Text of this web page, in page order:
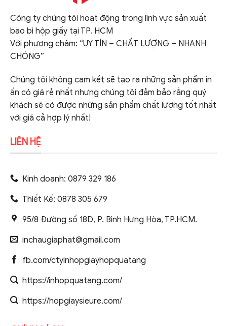
Công ty chúng tôi hoạt động trong lĩnh vực sản xuất
bao bì hộp giấy tại TP. HCM
Với phương châm: “UY TÍN – CHẤT LƯỢNG – NHANH
CHÓNG”
Chúng tôi không cam kết sẽ tạo ra những sản phẩm in
ấn có giá rẻ nhất nhưng chúng tôi đảm bảo rằng quý
khách sẽ có được những sản phẩm chất lượng tốt nhất
với giá cả hợp lý nhất!
LIÊN HỆ
Kinh doanh: 0879 329 186
Thiết Kế: 0878 305 679
95/8 Đường số 18D, P. Bình Hưng Hòa, TP.HCM.
inchaugiaphat@gmail.com
fb.com/ctyinhopgiayhopquatang
https://inhopquatang.com/
https://hopgiaysieure.com/